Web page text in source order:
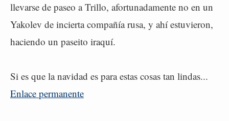
llevarse de paseo a Trillo, afortunadamente no en un
Yakolev de incierta compañía rusa, y ahí estuvieron,
haciendo un paseito iraquí.
Si es que la navidad es para estas cosas tan lindas...
Enlace permanente